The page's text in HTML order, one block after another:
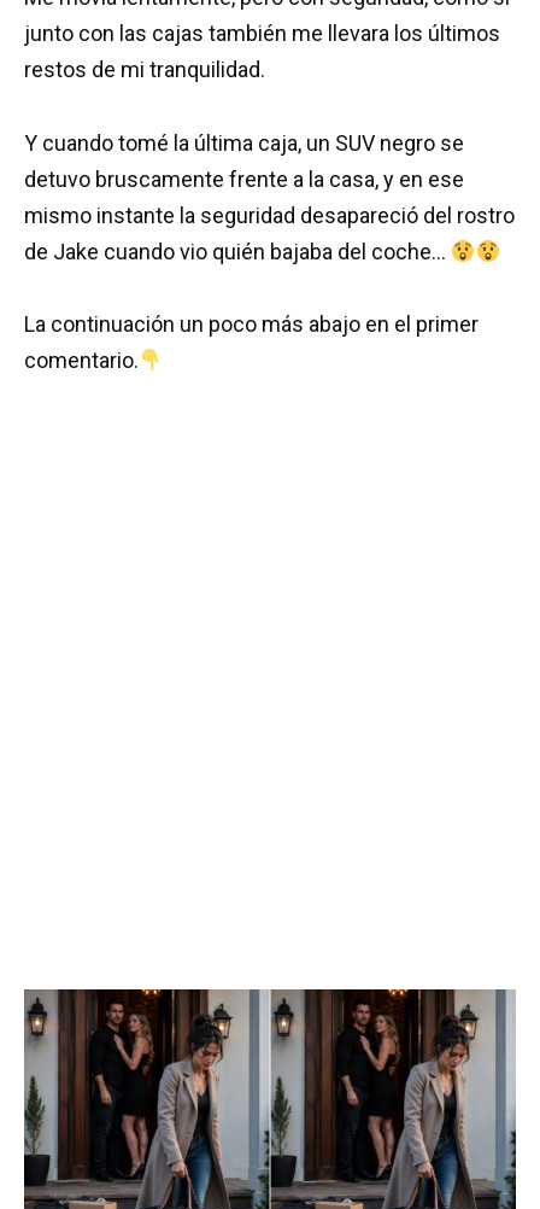
junto con las cajas también me llevara los últimos
restos de mi tranquilidad.
Y cuando tomé la última caja, un SUV negro se
detuvo bruscamente frente a la casa, y en ese
mismo instante la seguridad desapareció del rostro
de Jake cuando vio quién bajaba del coche…
La continuación un poco más abajo en el primer
comentario.